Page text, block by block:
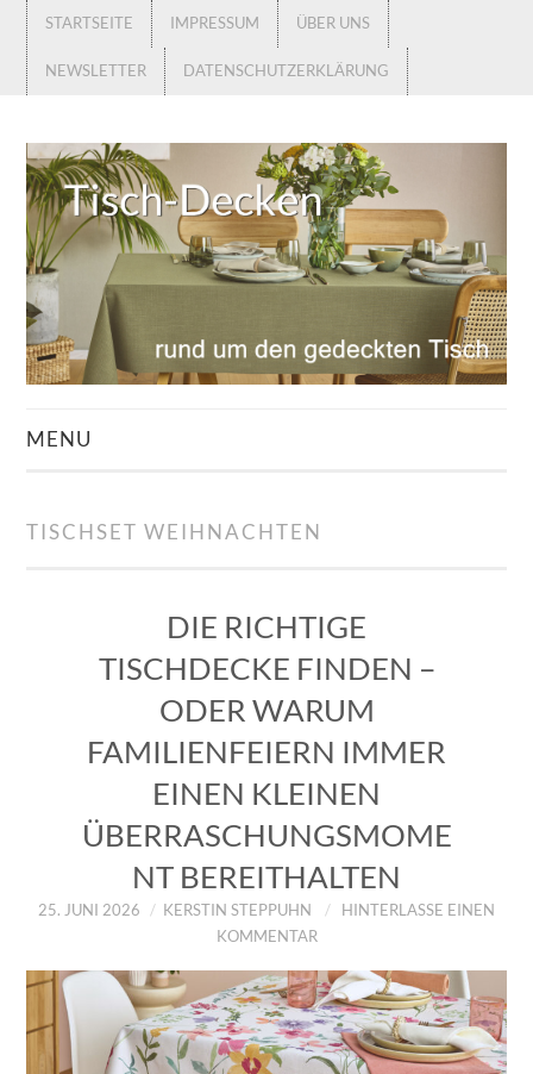
STARTSEITE IMPRESSUM ÜBER UNS
NEWSLETTER DATENSCHUTZERKLÄRUNG
MENU
ZUM SHOP
DATENSCHUTZERKLÄRUNG
TISCHSET WEIHNACHTEN
DIE RICHTIGE
TISCHDECKE FINDEN –
ODER WARUM
FAMILIENFEIERN IMMER
EINEN KLEINEN
ÜBERRASCHUNGSMOME
NT BEREITHALTEN
25. JUNI 2026 KERSTIN STEPPUHN
HINTERLASSE EINEN
KOMMENTAR